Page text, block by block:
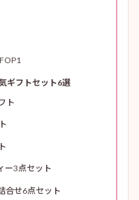
ギフトセット6選
ト
ー3点セット
合せ6点セット